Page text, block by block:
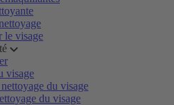
le visage
visage
du visage
du visage